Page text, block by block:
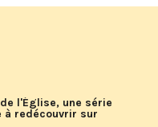
l'Église, une série
à redécouvrir sur